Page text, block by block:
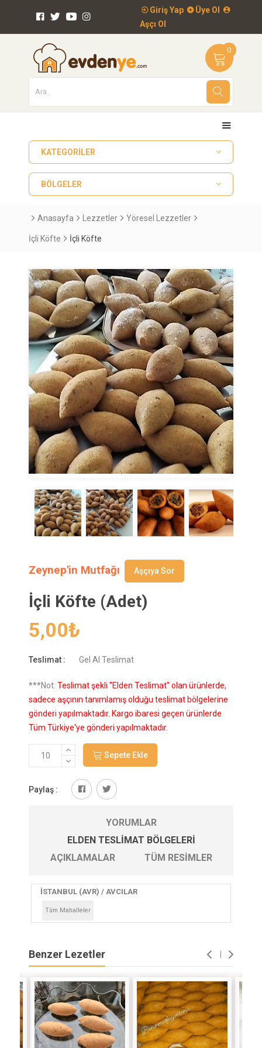
Giriş Yap
Üye Ol
Aşçı Ol
0
KATEGORILER
BÖLGELER
Anasayfa Lezzetler Yöresel Lezzetler
İçli Köfte İçli Köfte
Zeynep'in Mutfağı Aşçıya Sor
İçli Köfte (Adet)
5,00₺
Teslimat : Gel Al Teslimat
***Not: Teslimat şekli "Elden Teslimat" olan ürünlerde,
sadece aşçının tanımlamış olduğu teslimat bölgelerine
gönderi yapılmaktadır. Kargo ibaresi geçen ürünlerde
Tüm Türkiye'ye gönderi yapılmaktadır.
Sepete Ekle
Paylaş :
YORUMLAR
ELDEN TESLIMAT BÖLGELERI
AÇIKLAMALAR
TÜM RESIMLER
İSTANBUL (AVR) / AVCILAR
Tüm Mahalleler
Benzer Lezetler